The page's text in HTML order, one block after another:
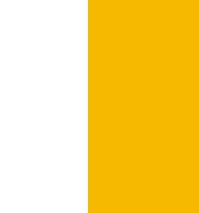
101개도 아닌데 아
주민번호 뒷자리를